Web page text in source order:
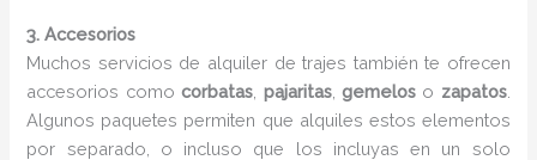
3. Accesorios
Muchos servicios de alquiler de trajes también te ofrecen
accesorios comocorbatas pajaritas, gemeloso zapatos.
Algunos paquetes permiten que alquiles estos elementos
por separado, o incluso que los incluyas en un solo